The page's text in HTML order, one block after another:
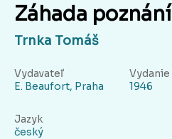
Záhada poznání
Trnka Tomáš
Vydavateľ
E. Beaufort, Praha
Vydanie
1946
Jazyk
český